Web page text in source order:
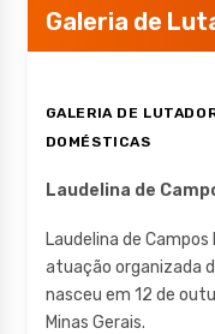
Galeria de
GALERIA DE
DOMÉSTICAS
Laudelina de
Laudelina de
atuação organizada
nasceu em 12 de
Minas Gerais.